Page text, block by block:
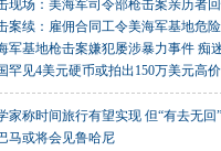
案续：雇佣合同工令美海军基地危
军基地枪击案嫌犯屡涉暴力事件 痴
罕见4美元硬币或拍出150万美元高价
家称时间旅行有望实现 但“有去无回”
马或将会见鲁哈尼